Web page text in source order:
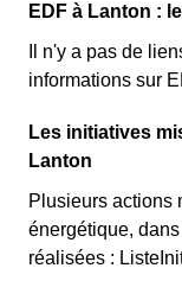
EDF à Lanton :
Il n'y a pas de
informations sur
Les initiatives
Lanton
Plusieurs actions
énergétique,
réalisées :